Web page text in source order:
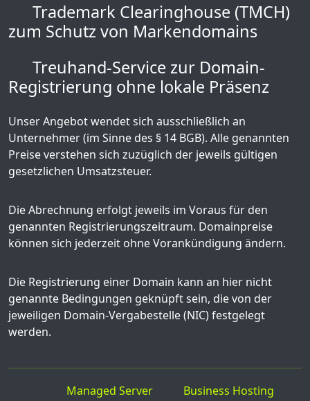
Trademark Clearinghouse (TMCH)
zum Schutz von Markendomains
Treuhand-Service zur Domain-
Registrierung ohne lokale Präsenz
Unser Angebot wendet sich ausschließlich an
Unternehmer (im Sinne des § 14 BGB). Alle genannten
Preise verstehen sich zuzüglich der jeweils gültigen
gesetzlichen Umsatzsteuer.
Die Abrechnung erfolgt jeweils im Voraus für den
genannten Registrierungszeitraum. Domainpreise
können sich jederzeit ohne Vorankündigung ändern.
Die Registrierung einer Domain kann an hier nicht
genannte Bedingungen geknüpft sein, die von der
jeweiligen Domain-Vergabestelle (NIC) festgelegt
werden.
Managed Server Business Hosting